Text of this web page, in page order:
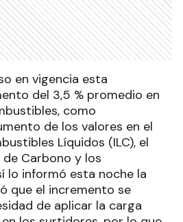
en vigencia esta
del 3,5 % promedio en
como
de los valores en el
Líquidos (ILC), el
Carbono y los
lo informó esta noche la
que el incremento se
de aplicar la carga